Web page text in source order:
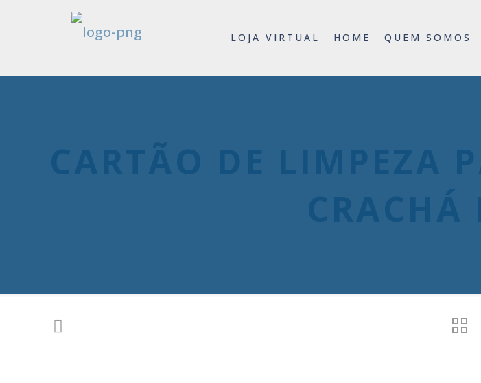
LOJA VIRTUAL HOME QUEM SOMOS